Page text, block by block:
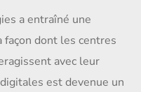
a entraîné une
dont les centres
avec leur
est devenue un